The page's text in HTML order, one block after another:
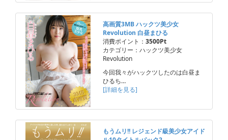
高画質3MB ハックツ美少女
Revolution 白昼まひる
消費ポイント： 3500Pt
カテゴリー：ハックツ美少女
Revolution
今回我々がハックツしたのは白昼ま
ひるち…
[詳細を見る]
もうムリ!! レジェンド級美少女アイド